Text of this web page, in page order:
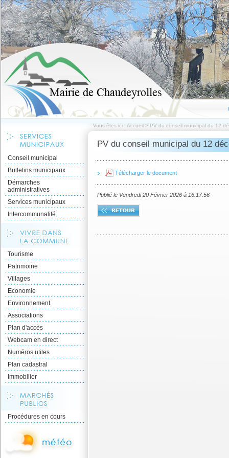
Vous êtes ici : Accueil > PV du conseil municipal du 12
Conseil municipal
Bulletins municipaux
Démarches
administratives
Services municipaux
Intercommunalité
Tourisme
Patrimoine
Villages
Economie
Environnement
Associations
Plan d'accès
Webcam en direct
Numéros utiles
Plan cadastral
Immobilier
Procédures en cours
PV du conseil municipal du 12
Télécharger le document
Publié le Vendredi 20 Février 2026 à 16:17:56